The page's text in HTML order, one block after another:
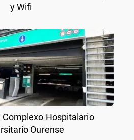
y Wifi
Complexo Hospitalario
Ourense